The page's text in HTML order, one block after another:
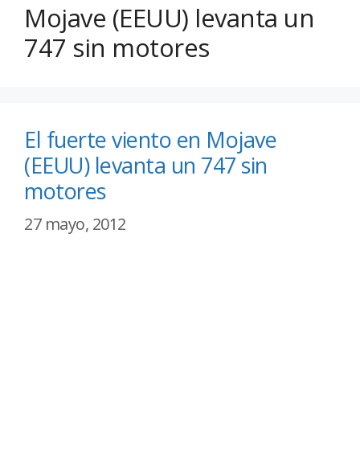
Mojave (EEUU) levanta un
747 sin motores
El fuerte viento en Mojave
(EEUU) levanta un 747 sin
motores
27 mayo, 2012